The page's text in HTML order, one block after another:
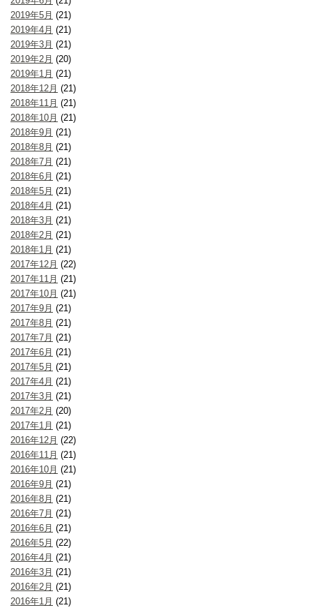
2019年5月 (21)
2019年4月 (21)
2019年3月 (21)
2019年2月 (20)
2019年1月 (21)
2018年12月 (21)
2018年11月 (21)
2018年10月 (21)
2018年9月 (21)
2018年8月 (21)
2018年7月 (21)
2018年6月 (21)
2018年5月 (21)
2018年4月 (21)
2018年3月 (21)
2018年2月 (21)
2018年1月 (21)
2017年12月 (22)
2017年11月 (21)
2017年10月 (21)
2017年9月 (21)
2017年8月 (21)
2017年7月 (21)
2017年6月 (21)
2017年5月 (21)
2017年4月 (21)
2017年3月 (21)
2017年2月 (20)
2017年1月 (21)
2016年12月 (22)
2016年11月 (21)
2016年10月 (21)
2016年9月 (21)
2016年8月 (21)
2016年7月 (21)
2016年6月 (21)
2016年5月 (22)
2016年4月 (21)
2016年3月 (21)
2016年2月 (21)
2016年1月 (21)